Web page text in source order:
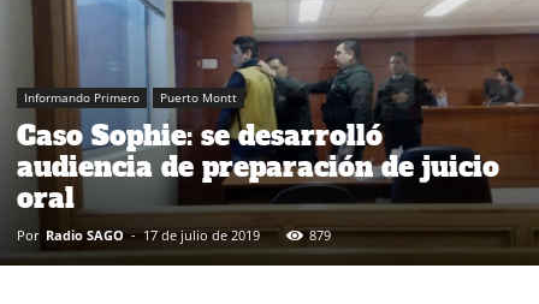
Informando Primero Puerto Montt
Caso Sophie: se desarrolló
audiencia de preparación de juicio
oral
Por Radio SAGO - 17 de julio de 2019 879